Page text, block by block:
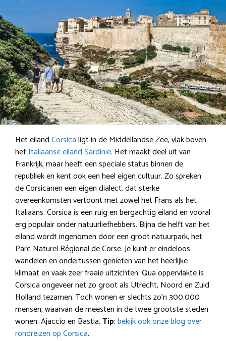
Het eilandCorsicaligt in de Middellandse Zee, vlak boven
het Italiaanse eiland Sardinië. Het maakt deel uit van
Frankrijk, maar heeft een speciale status binnen de
republiek en kent ook een heel eigen cultuur. Zo spreken
de Corsicanen een eigen dialect, dat sterke
overeenkomsten vertoont met zowel het Frans als het
Italiaans. Corsica is een ruig en bergachtig eiland en vooral
erg populair onder natuurliefhebbers. Bijna de helft van het
eiland wordt ingenomen door een groot natuurpark, het
Parc Naturel Régional de Corse. Je kunt er eindeloos
wandelen en ondertussen genieten van het heerlijke
klimaat en vaak zeer fraaie uitzichten. Qua oppervlakte is
Corsica ongeveer net zo groot als Utrecht, Noord en Zuid
Holland tezamen. Toch wonen er slechts zo’n 300.000
mensen, waarvan de meesten in de twee grootste steden
wonen: Ajaccio en Bastia.Tip:bekijk ook onze blog over
rondreizen op Corsica.